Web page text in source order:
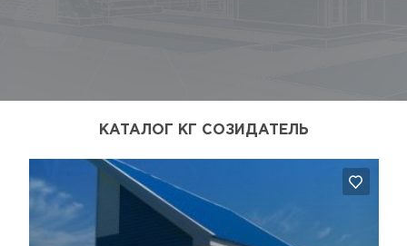
КАТАЛОГ КГ СОЗИДАТЕЛЬ